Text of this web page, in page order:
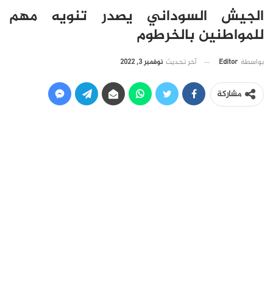
الجيش السوداني يصدر تنويه مهم
للمواطنين بالخرطوم
بواسطة Editor آخر تحديث نوفمبر 3, 2022
مشاركة